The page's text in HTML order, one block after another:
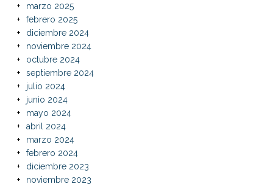
marzo 2025
febrero 2025
diciembre 2024
noviembre 2024
octubre 2024
septiembre 2024
julio 2024
junio 2024
mayo 2024
abril 2024
marzo 2024
febrero 2024
diciembre 2023
noviembre 2023